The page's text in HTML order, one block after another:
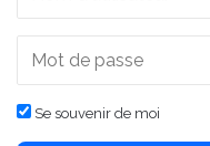
Se souvenir de moi